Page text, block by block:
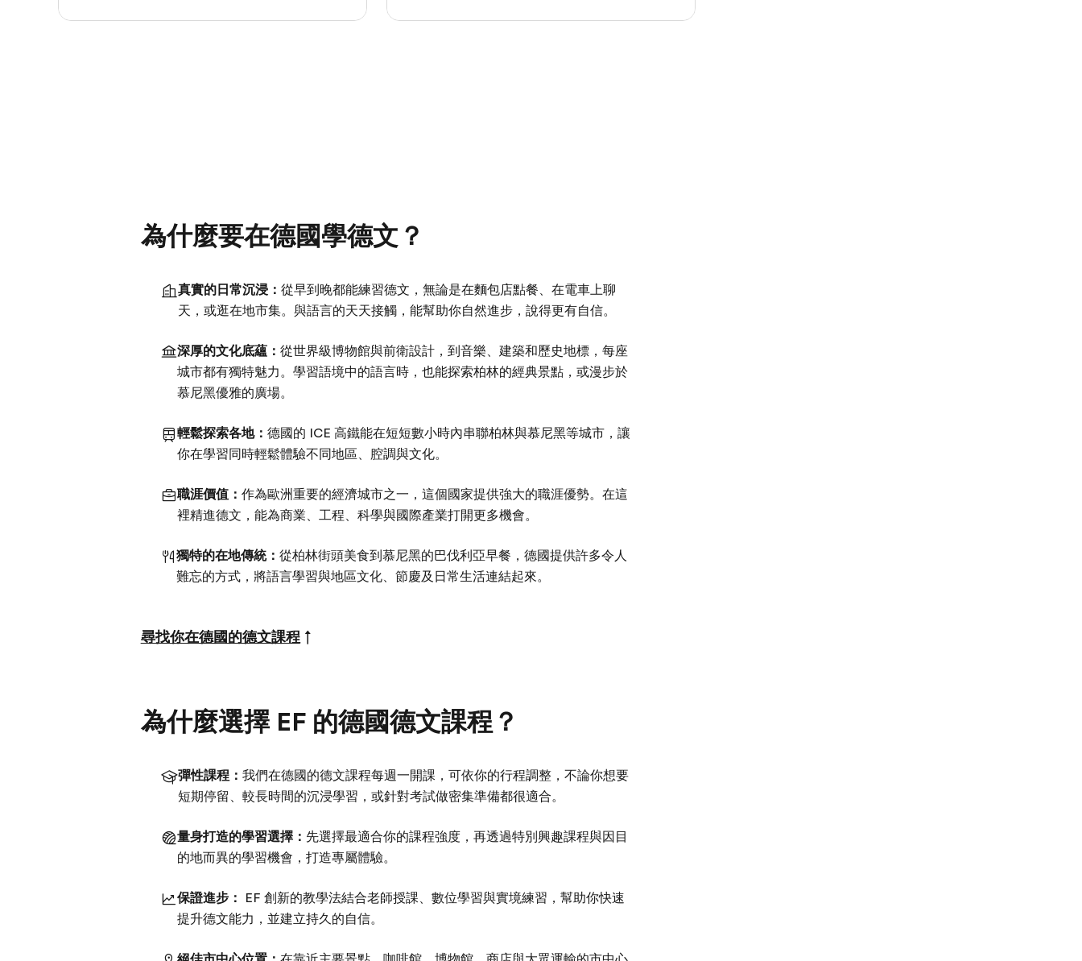
為什麼要在德國學德文？
真實的日常沉浸： 從早到晚都能練習德文，無論是在麵包店點餐、在電車上聊
天，或逛在地市集。與語言的天天接觸，能幫助你自然進步，說得更有自信。
深厚的文化底蘊： 從世界級博物館與前衛設計，到音樂、建築和歷史地標，每座
城市都有獨特魅力。學習語境中的語言時，也能探索柏林的經典景點，或漫步於
慕尼黑優雅的廣場。
輕鬆探索各地： 德國的 ICE 高鐵能在短短數小時內串聯柏林與慕尼黑等城市，讓
你在學習同時輕鬆體驗不同地區、腔調與文化。
職涯價值： 作為歐洲重要的經濟城市之一，這個國家提供強大的職涯優勢。在這
裡精進德文，能為商業、工程、科學與國際產業打開更多機會。
獨特的在地傳統： 從柏林街頭美食到慕尼黑的巴伐利亞早餐，德國提供許多令人
難忘的方式，將語言學習與地區文化、節慶及日常生活連結起來。
尋找你在德國的德文課程↑
為什麼選擇 EF 的德國德文課程？
彈性課程： 我們在德國的德文課程每週一開課，可依你的行程調整，不論你想要
短期停留、較長時間的沉浸學習，或針對考試做密集準備都很適合。
量身打造的學習選擇： 先選擇最適合你的課程強度，再透過特別興趣課程與因目
的地而異的學習機會，打造專屬體驗。
保證進步：
EF 創新的教學法結合老師授課、數位學習與實境練習，幫助你快速
提升德文能力，並建立持久的自信。